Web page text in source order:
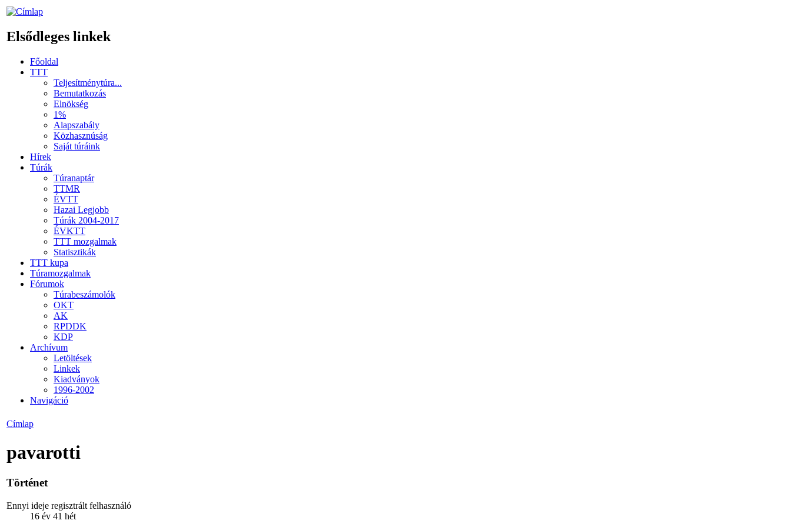
Elsődleges linkek
Főoldal
TTT
Teljesítménytúra...
Bemutatkozás
Elnökség
1%
Alapszabály
Közhasznúság
Saját túráink
Hírek
Túrák
Túranaptár
TTMR
ÉVTT
Hazai Legjobb
Túrák 2004-2017
ÉVKTT
TTT mozgalmak
Statisztikák
TTT kupa
Túramozgalmak
Fórumok
Túrabeszámolók
OKT
AK
RPDDK
KDP
Archívum
Letöltések
Linkek
Kiadványok
1996-2002
Navigáció
Címlap
pavarotti
Történet
Ennyi ideje regisztrált felhasználó
16 év 41 hét